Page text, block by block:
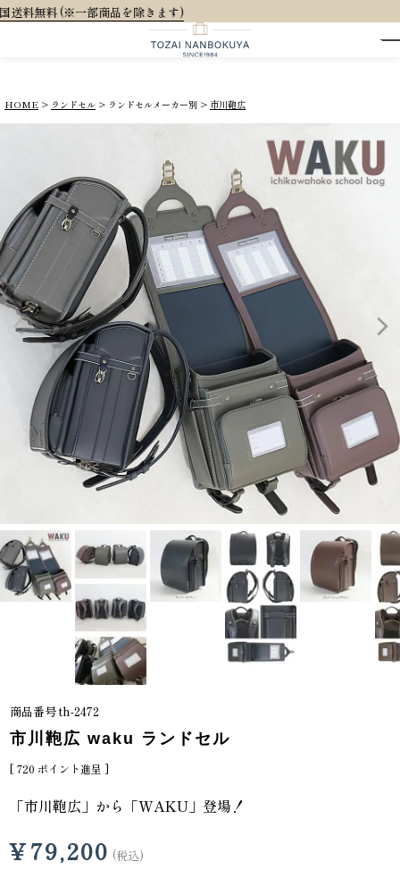
HOME ランドセル ランドセルメーカー別 市川鞄広
商品番号th-2472
市川鞄広 waku ランドセル
[720 ポイント進呈 ]
「市川鞄広」から「WAKU」登場！
¥79,200 税込